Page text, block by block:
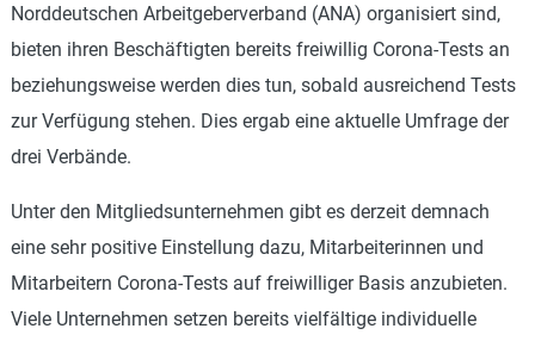
Norddeutschen Arbeitgeberverband (ANA) organisiert sind,
bieten ihren Beschäftigten bereits freiwillig Corona-Tests an
beziehungsweise werden dies tun, sobald ausreichend Tests
zur Verfügung stehen. Dies ergab eine aktuelle Umfrage der
drei Verbände.
Unter den Mitgliedsunternehmen gibt es derzeit demnach
eine sehr positive Einstellung dazu, Mitarbeiterinnen und
Mitarbeitern Corona-Tests auf freiwilliger Basis anzubieten.
Viele Unternehmen setzen bereits vielfältige individuelle